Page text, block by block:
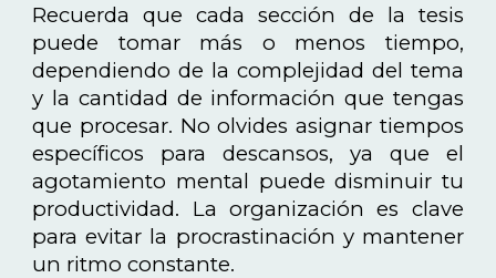
Recuerda que cada sección de la tesis
puede tomar más o menos tiempo,
dependiendo de la complejidad del tema
y la cantidad de información que tengas
que procesar. No olvides asignar tiempos
específicos para descansos, ya que el
agotamiento mental puede disminuir tu
productividad. La organización es clave
para evitar la procrastinación y mantener
un ritmo constante.